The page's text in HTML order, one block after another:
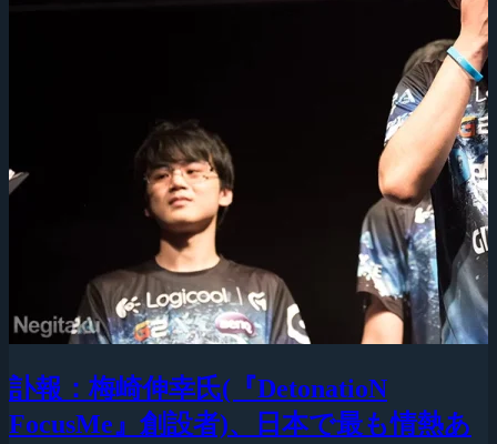
訃報：梅崎伸幸氏(『DetonatioN
FocusMe』創設者)、日本で最も情熱あ